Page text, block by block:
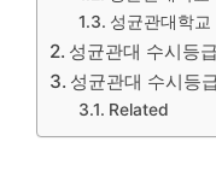
성균관대학
성균관대 수시등
성균관대 수시등
Related